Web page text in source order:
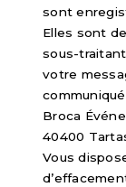
sont
Elles sont
sous-
votre
Broca
40400
Vous